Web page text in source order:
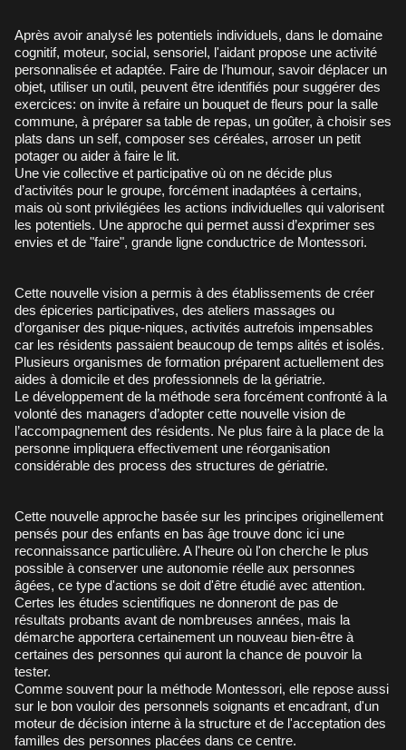
Après avoir analysé les potentiels individuels, dans le domaine
cognitif, moteur, social, sensoriel, l'aidant propose une activité
personnalisée et adaptée. Faire de l’humour, savoir déplacer un
objet, utiliser un outil, peuvent être identifiés pour suggérer des
exercices: on invite à refaire un bouquet de fleurs pour la salle
commune, à préparer sa table de repas, un goûter, à choisir ses
plats dans un self, composer ses céréales, arroser un petit
potager ou aider à faire le lit.
Une vie collective et participative où on ne décide plus
d’activités pour le groupe, forcément inadaptées à certains,
mais où sont privilégiées les actions individuelles qui valorisent
les potentiels. Une approche qui permet aussi d’exprimer ses
envies et de "faire", grande ligne conductrice de Montessori.
Cette nouvelle vision a permis à des établissements de créer
des épiceries participatives, des ateliers massages ou
d’organiser des pique-niques, activités autrefois impensables
car les résidents passaient beaucoup de temps alités et isolés.
Plusieurs organismes de formation préparent actuellement des
aides à domicile et des professionnels de la gériatrie.
Le développement de la méthode sera forcément confronté à la
volonté des managers d’adopter cette nouvelle vision de
l’accompagnement des résidents. Ne plus faire à la place de la
personne impliquera effectivement une réorganisation
considérable des process des structures de gériatrie.
Cette nouvelle approche basée sur les principes originellement
pensés pour des enfants en bas âge trouve donc ici une
reconnaissance particulière. A l'heure où l'on cherche le plus
possible à conserver une autonomie réelle aux personnes
âgées, ce type d'actions se doit d'être étudié avec attention.
Certes les études scientifiques ne donneront de pas de
résultats probants avant de nombreuses années, mais la
démarche apportera certainement un nouveau bien-être à
certaines des personnes qui auront la chance de pouvoir la
tester.
Comme souvent pour la méthode Montessori, elle repose aussi
sur le bon vouloir des personnels soignants et encadrant, d'un
moteur de décision interne à la structure et de l'acceptation des
familles des personnes placées dans ce centre.